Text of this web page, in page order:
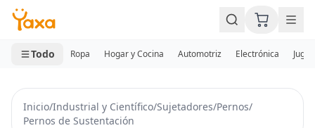
MINI CARRITO
0 productos
Todo Ropa Hogar y Cocina Automotriz Electrónica
Inicio/Industrial y Científico/Sujetadores/Pernos/
Pernos de Sustentación